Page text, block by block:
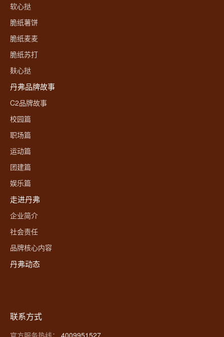
软心挞
脆纸薯饼
脆纸麦麦
脆纸苏打
麸心挞
丹弗品牌故事
C2品牌故事
校园篇
职场篇
运动篇
团建篇
娱乐篇
走进丹弗
企业简介
社会责任
品牌核心内容
丹弗动态
联系方式
官方服务热线： 4009951527